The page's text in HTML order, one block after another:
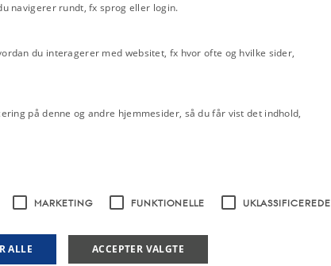
dømmes af
navigerer rundt, fx sprog eller login.
du interagerer med websitet, fx hvor ofte og hvilke sider,
på denne og andre hjemmesider, så du får vist det indhold,
MARKETING FUNKTIONELLE UKLASSIFICEREDE
ALLE ACCEPTER VALGTE